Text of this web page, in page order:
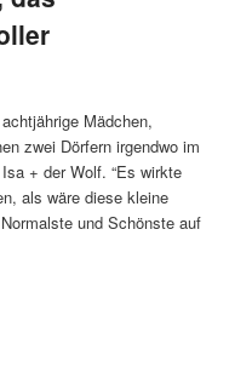
Mädchen,
zwei Dörfern irgendwo im
+ der Wolf. “Es wirkte
als wäre diese kleine
und Schönste auf